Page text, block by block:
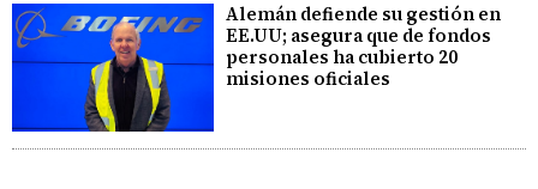
Alemán defiende su gestión en
EE.UU; asegura que de fondos
personales ha cubierto 20
misiones oficiales